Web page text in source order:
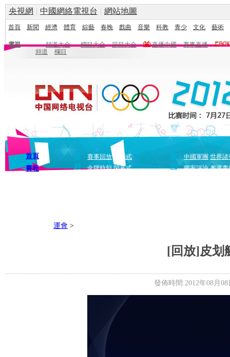
央視網 | 中國網絡電視台 | 網站地圖
首頁 新聞 經濟 體育 綜藝 春晚 戲曲 音樂 科教 青少 文化 藝術
電視 頻道大全 欄目大全 節目大全 直播中國
賽事直播
頻道
欄目
首頁
賽程
頻
賽事回放
開幕式
金牌時刻 閉幕式
中國軍團 世界諸
獨家評論 奧運畫
運會 >
[回放]皮划
發佈時間:2012年08月